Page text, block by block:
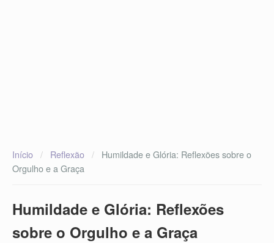
Início / Reflexão /
Humildade e Glória: Reflexões sobre o
Orgulho e a Graça
Humildade e Glória: Reflexões
sobre o Orgulho e a Graça